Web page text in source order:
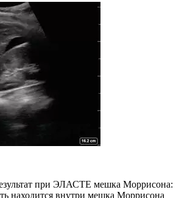
при ЭЛАСТЕ мешка Моррисона:
находится внутри мешка Моррисона